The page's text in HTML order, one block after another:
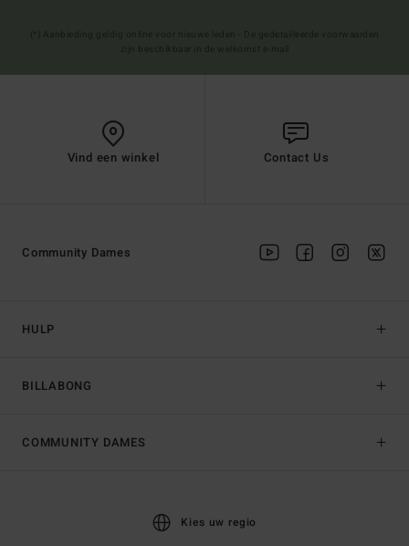
Vind een winkel Contact Us
HULP
BILLABONG
Community Dames
COMMUNITY DAMES
Kies uw regio